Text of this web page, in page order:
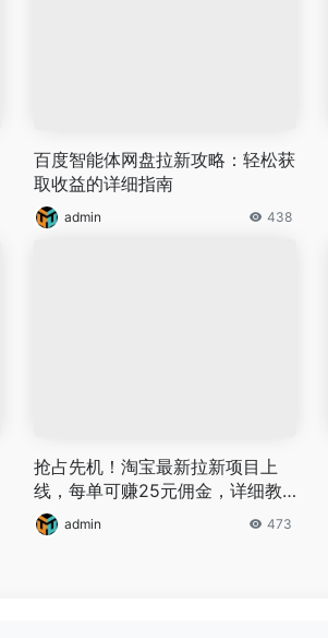
百度智能体网盘拉新攻略：轻松获
取收益的详细指南
admin 438
抢占先机！淘宝最新拉新项目上
线，每单可赚25元佣金，详细教
程速览admin 473